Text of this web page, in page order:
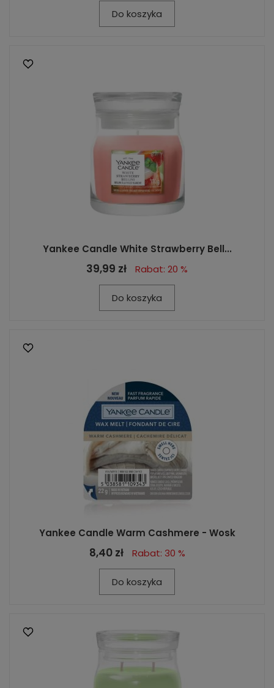
Do koszyka
Yankee Candle White Strawberry Bell...
39,99 zł Rabat: 20 %
Do koszyka
Yankee Candle Warm Cashmere - Wosk
8,40 zł Rabat: 30 %
Do koszyka